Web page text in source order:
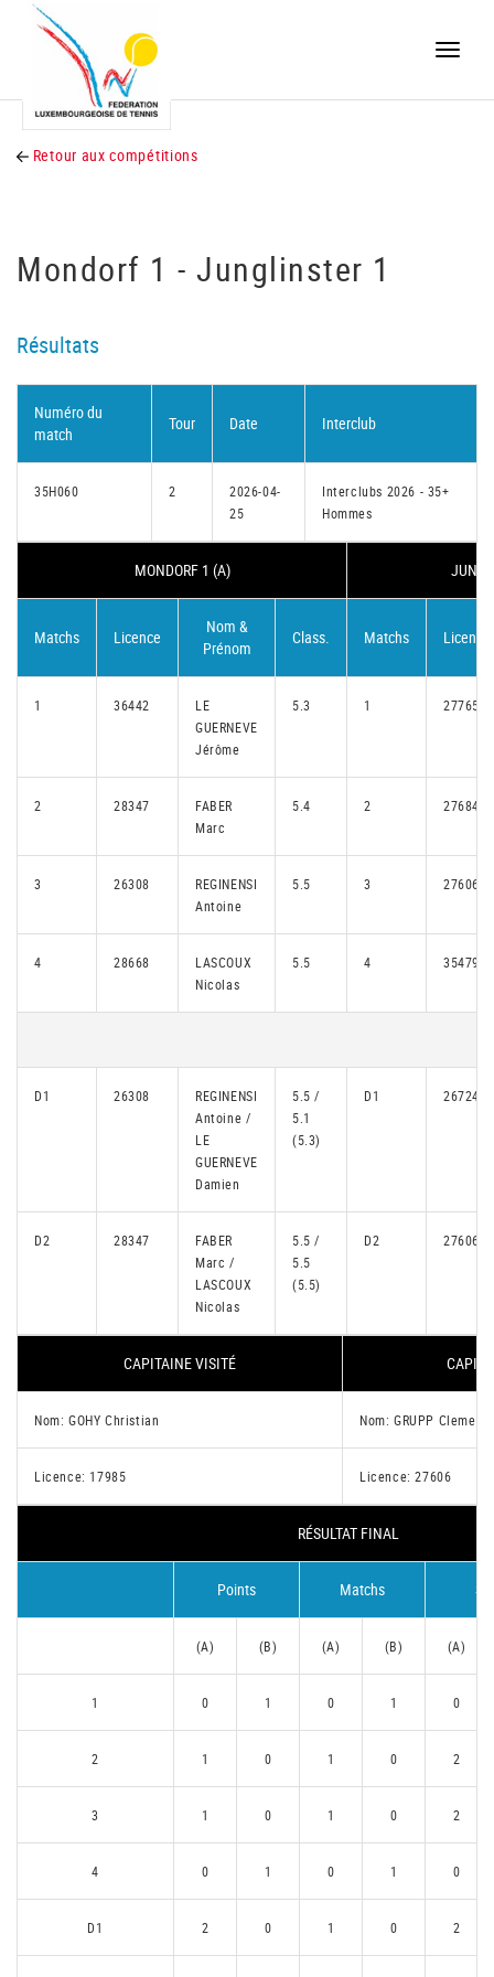
Toggle
Retour aux compétitions
Mondorf 1 - Junglinster 1
Résultats
Numéro du
match
Tour Date Interclub
35H060 2
2026-04-
25
Interclubs 2026 - 35+
Hommes
MONDORF 1 (A)
Matchs Licence
Nom &
Prénom
Class. Matchs Licence
1 36442
LE
GUERNEVE
Jérôme
5.3 1 27765
2 28347
FABER
Marc
5.4 2 27684
3 26308
REGINENSI
Antoine
5.5 3 27606
4 28668
LASCOUX
Nicolas
5.5 4 35479
D1 26308
REGINENSI
Antoine /
LE
GUERNEVE
Damien
5.5 /
5.1
(5.3)
D1 26724
D2 28347
FABER
Marc /
LASCOUX
Nicolas
5.5 /
5.5
(5.5)
D2 27606
CAPITAINE VISITÉ
Nom: GOHY Christian Nom: GRUPP Clemens
Licence: 17985 Licence: 27606
RÉSULTAT FINAL
Points Matchs
(A) (B) (A) (B) (A)
1 0 1 0 1 0
2 1 0 1 0 2
3 1 0 1 0 2
4 0 1 0 1 0
D1 2 0 1 0 2